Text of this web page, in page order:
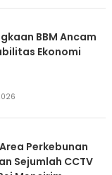
BBM Ancam
Ekonomi
Perkebunan
Sejumlah CCTV